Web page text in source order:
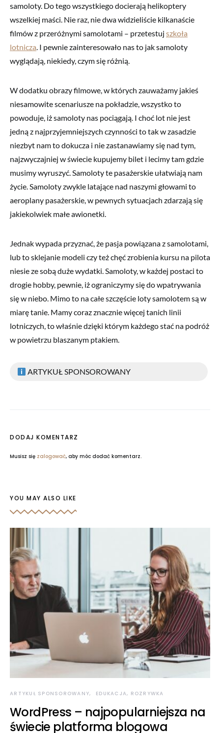
samoloty. Do tego wszystkiego docierają helikoptery
wszelkiej maści. Nie raz, nie dwa widzieliście kilkanaście
filmów z przeróżnymi samolotami – przetestuj szkoła
lotnicza. I pewnie zainteresowało nas to jak samoloty
wyglądają, niekiedy, czym się różnią.
W dodatku obrazy filmowe, w których zauważamy jakieś
niesamowite scenariusze na pokładzie, wszystko to
powoduje, iż samoloty nas pociągają. I choć lot nie jest
jedną z najprzyjemniejszych czynności to tak w zasadzie
niezbyt nam to dokucza i nie zastanawiamy się nad tym,
najzwyczajniej w świecie kupujemy bilet i lecimy tam gdzie
musimy wyruszyć. Samoloty te pasażerskie ułatwiają nam
życie. Samoloty zwykle latające nad naszymi głowami to
aeroplany pasażerskie, w pewnych sytuacjach zdarzają się
jakiekolwiek małe awionetki.
Jednak wypada przyznać, że pasja powiązana z samolotami,
lub to sklejanie modeli czy też chęć zrobienia kursu na pilota
niesie ze sobą duże wydatki. Samoloty, w każdej postaci to
drogie hobby, pewnie, iż ograniczymy się do wpatrywania
się w niebo. Mimo to na całe szczęście loty samolotem są w
miarę tanie. Mamy coraz znacznie więcej tanich linii
lotniczych, to właśnie dzięki którym każdego stać na podróż
w powietrzu blaszanym ptakiem.
ARTYKUŁ SPONSOROWANY
DODAJ KOMENTARZ
Musisz się zalogować, aby móc dodać komentarz.
YOU MAY ALSO LIKE
ARTYKUŁ SPONSOROWANY EDUKACJA, ROZRYWKA
WordPress – najpopularniejsza na
świecie platforma blogowa